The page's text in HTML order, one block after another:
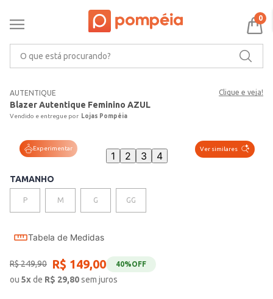
0
AUTENTIQUE Clique e veja!
Blazer Autentique Feminino AZUL
Lojas Pompéia
Ver similares
1 2 3 4
Experimentar
TAMANHO
P M G GG
Tabela de Medidas
R$249,90 R$ 149,00 40%OFF
ou 5xde R$ 29,80sem juros